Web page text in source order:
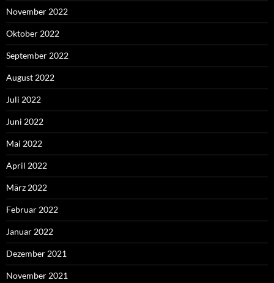
November 2022
Oktober 2022
September 2022
August 2022
Juli 2022
Juni 2022
Mai 2022
April 2022
März 2022
Februar 2022
Januar 2022
Dezember 2021
November 2021